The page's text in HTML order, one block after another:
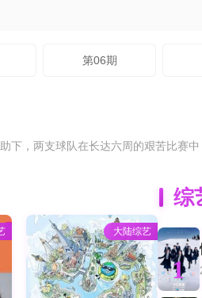
第06期
，两支球队在长达六周的艰苦比赛中
大陆综艺
综
1